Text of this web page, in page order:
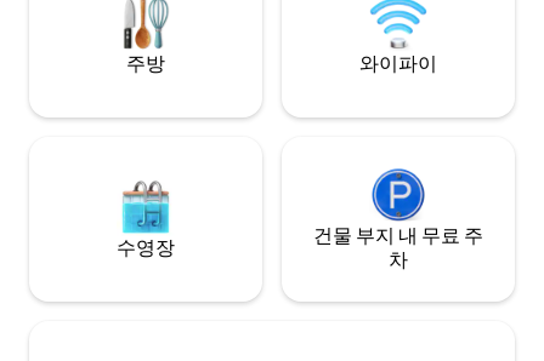
항, 메르카도 모델
주방 와이파이
수영장
건물 부지 내 무료 주
차